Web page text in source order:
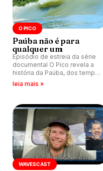
O PICO
Paúba não é para
qualquer um
Episódio de estreia da série
documental O Pico revela a
história da Paúba, dos tempos
de segredo e nomes falsos
sempre a vida de Taiu Bueno.
leia mais »
WAVESCAST